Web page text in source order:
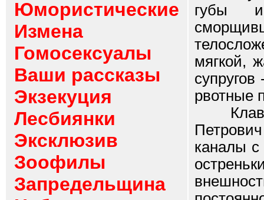
Юмористические
Измена
Гомосексуалы
Ваши рассказы
Экзекуция
Лесбиянки
Эксклюзив
Зоофилы
Запредельщина
губы
мягкой,
рвотные
каналы с